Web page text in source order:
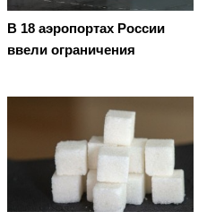
В 18 аэропортах России
ввели ограничения